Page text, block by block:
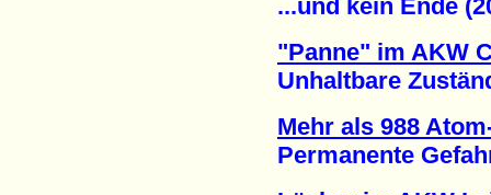
...und kein Ende
"Panne" im AKW
Unhaltbare
Mehr als 988
Permanente Gefahr